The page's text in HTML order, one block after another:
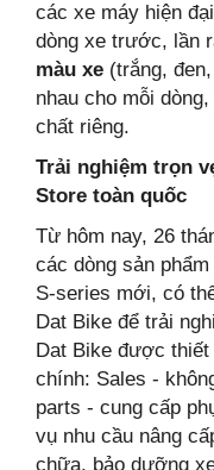
các xe máy hiện
dòng xe trước, lần
màu xe (trắng,
nhau cho mỗi
chất riêng.
Trải nghiệm trọn
Store toàn quốc
Từ hôm nay, 26
các dòng sản
S-series mới, có
Dat Bike để trải
Dat Bike được thiết
chính: Sales -
parts - cung cấp
vụ nhu cầu nâng
chữa, bảo dưỡng